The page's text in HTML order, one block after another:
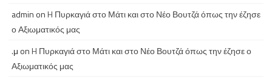
admin onH Πυρκαγιά στο Μάτι και στο Νέο Βουτζά όπως την έζησε
ο Αξιωματικός μας
.μ onH Πυρκαγιά στο Μάτι και στο Νέο Βουτζά όπως την έζησε ο
Αξιωματικός μας